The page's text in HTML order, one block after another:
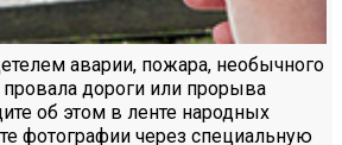
аварии, пожара, необычного
провала дороги или прорыва
об этом в ленте народных
фотографии через специальную